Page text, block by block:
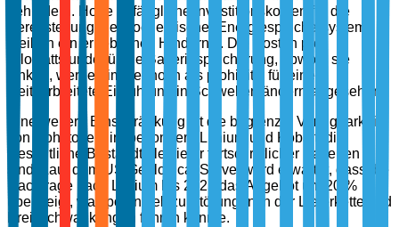
behindern. Hohe anfängliche Investitionskosten für die
Bereitstellung elektrochemischer Energiespeichersysteme
bleiben ein erhebliches Hindernis. Die Kosten pro
Kilowattstunde für die Batteriespeicherung, obwohl sie
sinken, werden immer noch als prohibitiv für eine
weitverbreitete Einführung in Schwellenländern angesehen.
Eine weitere Einschränkung ist die begrenzte Verfügbarkeit
von Rohstoffen, insbesondere Lithium und Kobalt, die
wesentliche Bestandteile vieler fortschrittlicher Batterien
sind. Laut dem US Geological Survey wird erwartet, dass die
Nachfrage nach Lithium bis 2025 das Angebot um 20 %
übersteigt, was potenziell zu Störungen in der Lieferkette und
Preisschwankungen führen könnte.